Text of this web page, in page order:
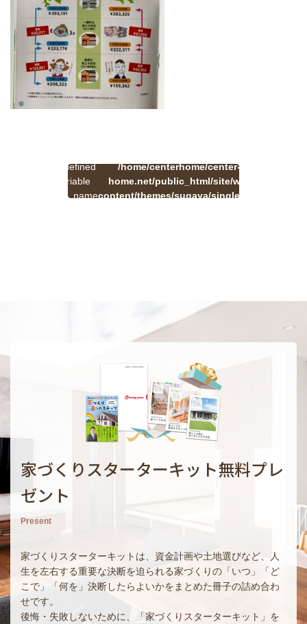
Undefined
variable
$cat_name
/home/centerhome/center-
home.net/public_html/site/wp-
content/themes/sugaya/single.php
家づくりスターターキット無料プレ
ゼント
Present
家づくりスターターキットは、資金計画や土地選びなど、人
生を左右する重要な決断を迫られる家づくりの「いつ」「ど
こで」「何を」決断したらよいかをまとめた冊子の詰め合わ
せです。
後悔・失敗しないために、「家づくりスターターキット」を